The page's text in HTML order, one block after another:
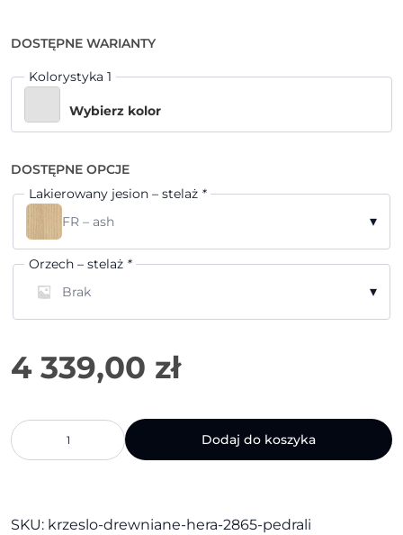
DOSTĘPNE WARIANTY
Kolorystyka 1
Wybierz kolor
DOSTĘPNE OPCJE
Lakierowany jesion – stelaż *
FR – ash
▾
Orzech – stelaż *
Brak
▾
ilość
Krzesło
drewniane
|
Dodaj do koszyka
SKU: krzeslo-drewniane-hera-2865-pedrali